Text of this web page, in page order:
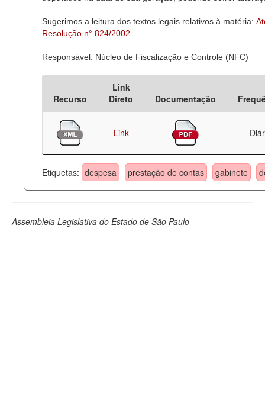
Legislação
Sugerimos a leitura dos textos legais relativos à matéria:
Resolução n° 824/2002
Responsável: Núcleo de Fiscalização e Controle (NFC)
Recurso
Link
Direto
Documentação
Link
Etiquetas: despesa prestação de contas gabinete
Assembleia Legislativa do Estado de São Paulo